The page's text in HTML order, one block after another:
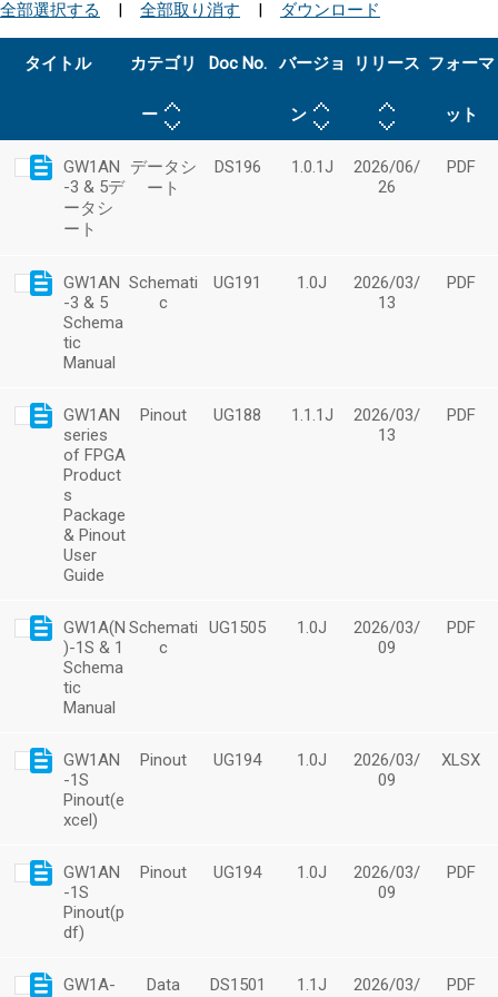
全部選択する | 全部取り消す | ダウンロード
タイトル カテゴリ
ー
Doc No. バージョ
ン
リリース フォーマ
ット
GW1AN
-3 & 5デ
ータシ
ート
データシ
ート
DS196 1.0.1J
2026/06/
26
PDF
GW1AN
-3 & 5
Schema
tic
Manual
Schemati
c
UG191 1.0J
2026/03/
13
PDF
GW1AN
series
of FPGA
Product
s
Package
& Pinout
User
Guide
Pinout UG188 1.1.1J
2026/03/
13
PDF
GW1A(N
)-1S & 1
Schema
tic
Manual
Schemati
c
UG1505 1.0J
2026/03/
09
PDF
GW1AN
-1S
Pinout(e
xcel)
Pinout UG194 1.0J
2026/03/
09
XLSX
GW1AN
-1S
Pinout(p
df)
Pinout UG194 1.0J
2026/03/
09
PDF
GW1A-
Data
DS1501 1.1J
2026/03/
PDF